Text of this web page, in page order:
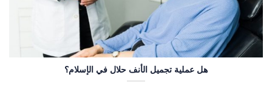
هل عملية تجميل الأنف حلال في الإسلام؟